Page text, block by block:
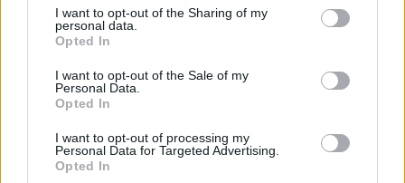
I want to opt-out of the Sharing of my
personal data.
Opted In
I want to opt-out of the Sale of my
Personal Data.
Opted In
I want to opt-out of processing my
Personal Data for Targeted Advertising.
Opted In